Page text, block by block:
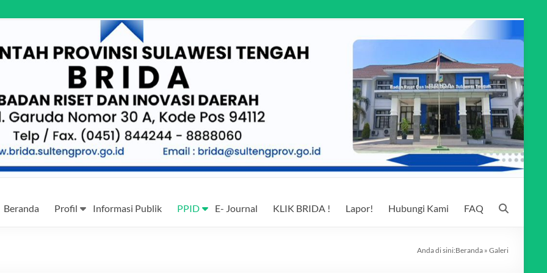
Beranda Profil Informasi Publik PPID E- Journal KLIK BRIDA ! Lapor! Hubungi Kami FAQ
Anda di sini:Beranda » Galeri